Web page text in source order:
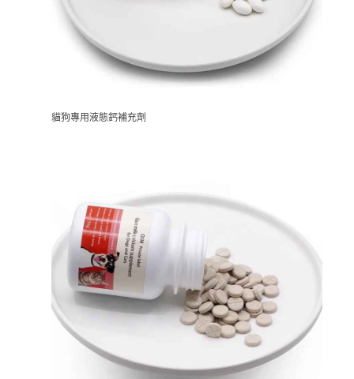
貓狗專用液態鈣補充劑